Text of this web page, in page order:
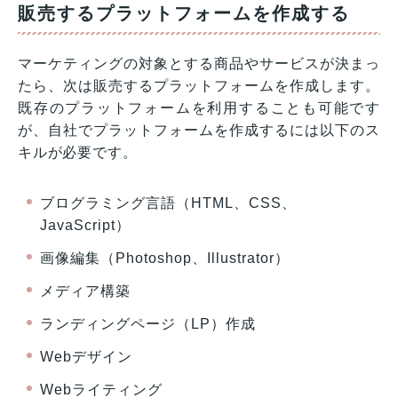
販売するプラットフォームを作成する
マーケティングの対象とする商品やサービスが決まっ
たら、次は販売するプラットフォームを作成します。
既存のプラットフォームを利用することも可能です
が、自社でプラットフォームを作成するには以下のス
キルが必要です。
ブログラミング言語（HTML、CSS、
JavaScript）
画像編集（Photoshop、Illustrator）
メディア構築
ランディングページ（LP）作成
Webデザイン
Webライティング